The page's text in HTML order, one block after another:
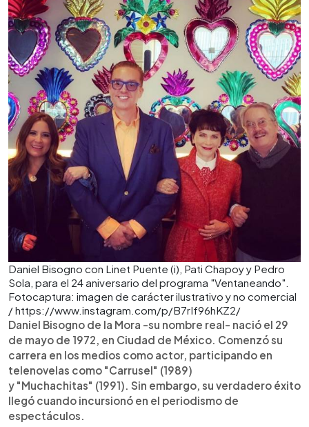
Daniel Bisogno con Linet Puente (i), Pati Chapoy y Pedro
Sola, para el 24 aniversario del programa "Ventaneando".
Fotocaptura: imagen de carácter ilustrativo y no comercial
/ https://www.instagram.com/p/B7rIf96hKZ2/
Daniel Bisogno de la Mora -su nombre real- nació el 29
de mayo de 1972, en Ciudad de México. Comenzó su
carrera en los medios como actor, participando en
telenovelas como "Carrusel" (1989)
y "Muchachitas" (1991). Sin embargo, su verdadero éxito
llegó cuando incursionó en el periodismo de
espectáculos.